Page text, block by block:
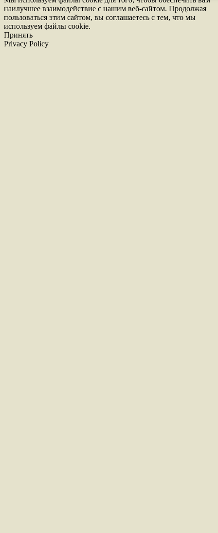
наилучшее взаимодействие с нашим веб-сайтом. Продолжая
пользоваться этим сайтом, вы соглашаетесь с тем, что мы
используем файлы cookie.
Принять
Privacy Policy